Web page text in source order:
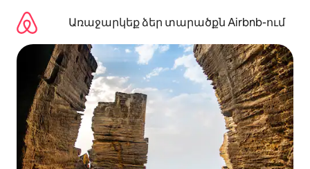
բովանդակությանըԱռաջարկեք ձեր տարածքն Airbnb-ում